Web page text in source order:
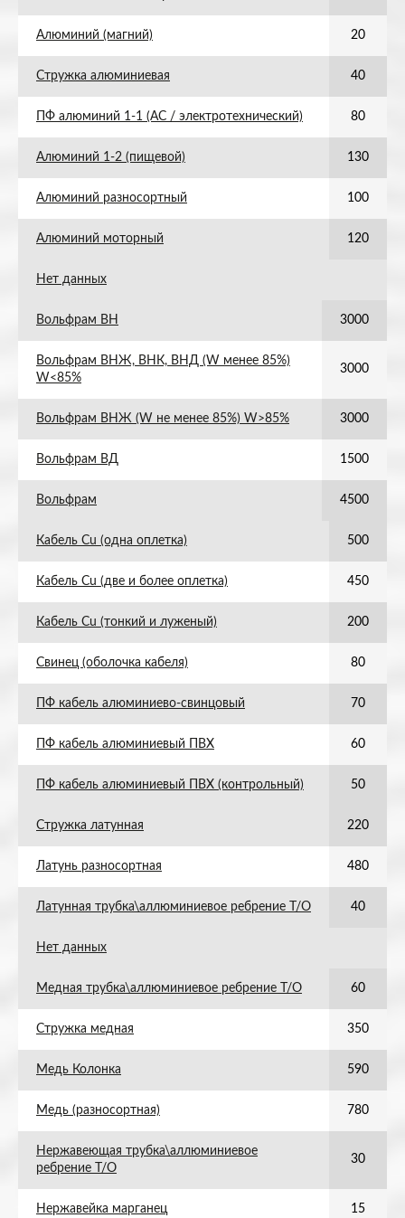
Алюминий (магний) 20
Стружка алюминиевая 40
ПФ алюминий 1-1 (АС / электротехнический) 80
Алюминий 1-2 (пищевой) 130
Алюминий разносортный 100
Алюминий моторный 120
Нет данных
Вольфрам ВН 3000
Вольфрам ВНЖ, ВНК, ВНД (W менее 85%)
W<85%
3000
Вольфрам ВНЖ (W не менее 85%) W>85% 3000
Вольфрам ВД 1500
Вольфрам 4500
Кабель Cu (одна оплетка) 500
Кабель Cu (две и более оплетка) 450
Кабель Cu (тонкий и луженый) 200
Свинец (оболочка кабеля) 80
ПФ кабель алюминиево-свинцовый 70
ПФ кабель алюминиевый ПВХ 60
ПФ кабель алюминиевый ПВХ (контрольный) 50
Стружка латунная 220
Латунь разносортная 480
Латунная трубка\аллюминиевое ребрение Т/О 40
Нет данных
Медная трубка\аллюминиевое ребрение Т/О 60
Стружка медная 350
Медь Колонка 590
Медь (разносортная) 780
Нержавеющая трубка\аллюминиевое
ребрение Т/О
30
Нержавейка марганец 15